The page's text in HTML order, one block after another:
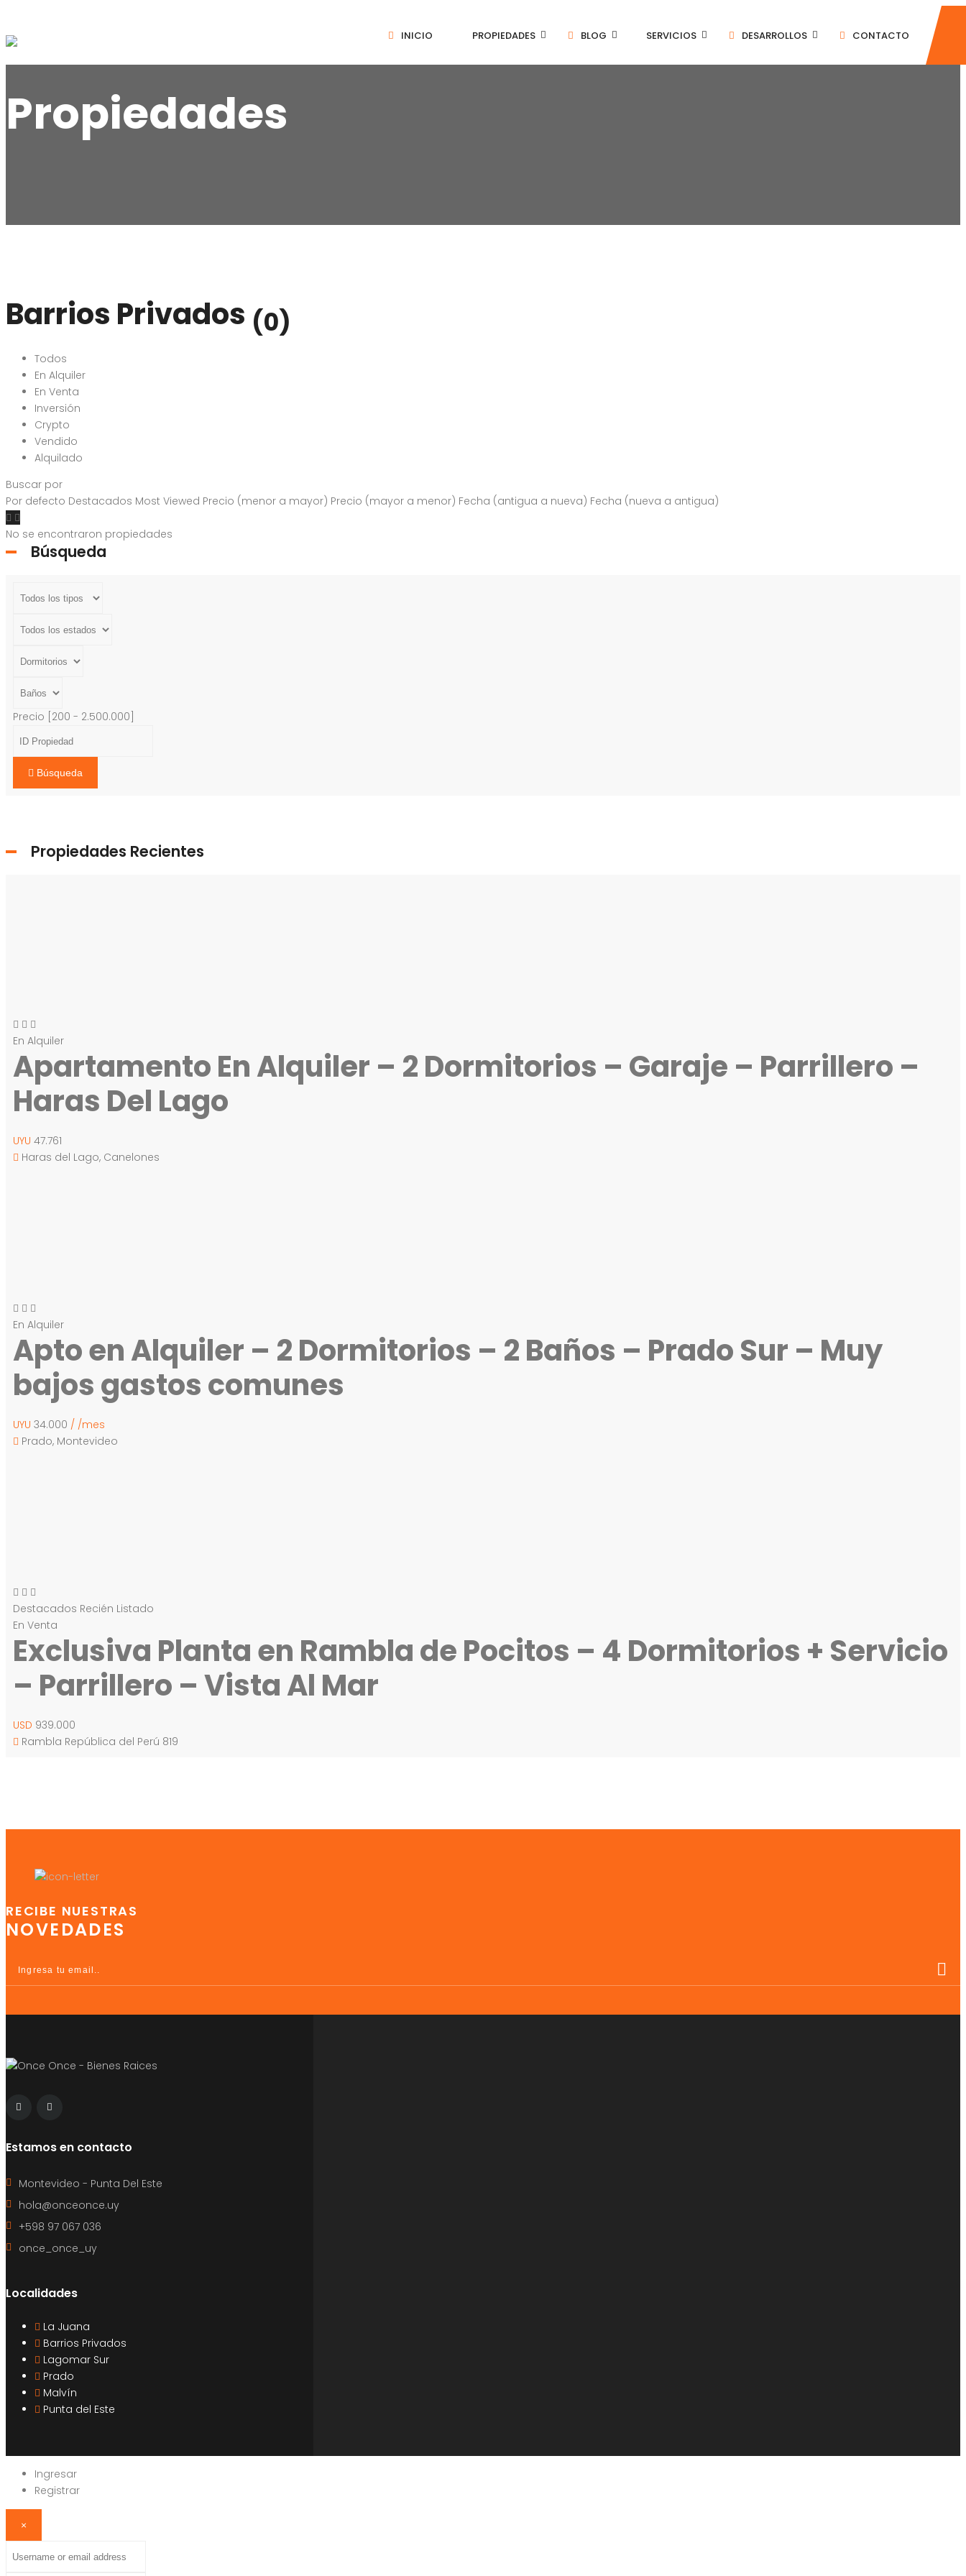
INICIO PROPIEDADES BLOG SERVICIOS DESARROLLOS CONTACTO
Propiedades
Barrios Privados (0)
Todos
En Alquiler
En Venta
Inversión
Crypto
Vendido
Alquilado
Buscar por
Por defecto Destacados Most Viewed Precio (menor a mayor) Precio (mayor a menor) Fecha (antigua a nueva) Fecha (nueva a antigua)
No se encontraron propiedades
Búsqueda
Precio [ 200 - 2.500.000
Búsqueda
Propiedades Recientes
En Alquiler
Apartamento En Alquiler – 2 Dormitorios – Garaje – Parrillero –
Haras Del Lago
UYU 47.761
Haras del Lago, Canelones
En Alquiler
Apto en Alquiler – 2 Dormitorios – 2 Baños – Prado Sur – Muy
bajos gastos comunes
UYU 34.000 / /mes
Prado, Montevideo
Destacados Recién Listado
En Venta
Exclusiva Planta en Rambla de Pocitos – 4 Dormitorios + Servicio
– Parrillero – Vista Al Mar
USD 939.000
Rambla República del Perú 819
RECIBE NUESTRAS
NOVEDADES
Estamos en contacto
Montevideo - Punta Del Este
hola@onceonce.uy
+598 97 067 036
once_once_uy
Localidades
La Juana
Barrios Privados
Lagomar Sur
Prado
Malvín
Punta del Este
Ingresar
Registrar
×
or